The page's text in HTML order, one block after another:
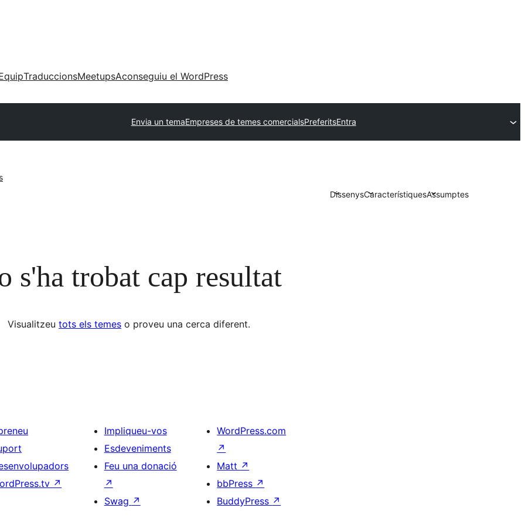
TraduccionsMeetupsAconseguiu el WordPress
Envia un temaEmpreses de temes comercialsPreferitsEntra
DissenysCaracterístiquesAssumptes
s'ha trobat cap resultat
Visualitzeu tots els temes o proveu una cerca diferent.
↗
Impliqueu-vos
Esdeveniments
Feu una donació
↗
Swag ↗
WordPress.com
↗
Matt ↗
bbPress ↗
BuddyPress ↗